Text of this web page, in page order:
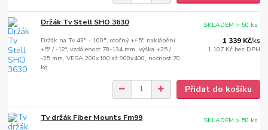
Držák Tv Stell SHO 3630
Držák na Tv 43" - 100", otočný +/-5°, naklápění
+5° / -12°, vzdálenost 78-134 mm, výška +25 /
-25 mm, VESA 200x100 až 900x400, nosnost 70
kg
1 339 Kč/ks
1 107 Kč bez DPH
SKLADEM > 50 ks
Přidat do košíku
Tv držák Fiber Mounts Fm99 SKLADEM > 50 ks